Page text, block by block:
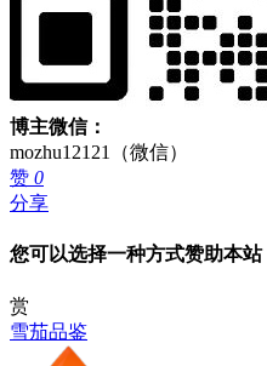
博主微信：
mozhu12121（微信）
赞 0
分享
您可以选择一种方式赞助本站
赏
雪茄品鉴